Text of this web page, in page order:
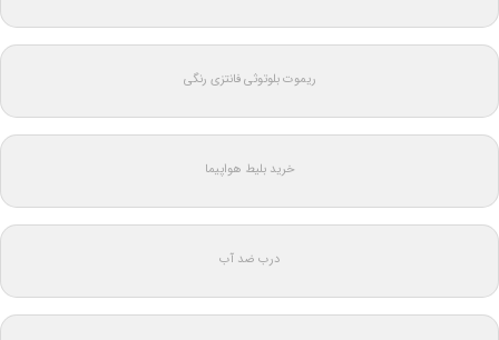
ریموت بلوتوثی فانتزی رنگی
خرید بلیط هواپیما
درب ضد آب